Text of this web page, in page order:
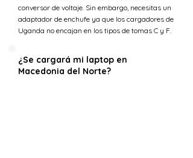
conversor de voltaje. Sin embargo, necesitas un
adaptador de enchufe ya que los cargadores de
Uganda no encajan en los tipos de tomas C y F.
¿Se cargará mi laptop en
Macedonia del Norte?